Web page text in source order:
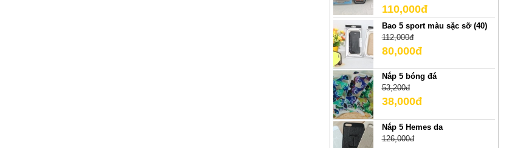
110,000đ
Bao 5 sport màu sặc sỡ (40)
112,000đ
80,000đ
Nắp 5 bóng đá
53,200đ
38,000đ
Nắp 5 Hemes da
126,000đ